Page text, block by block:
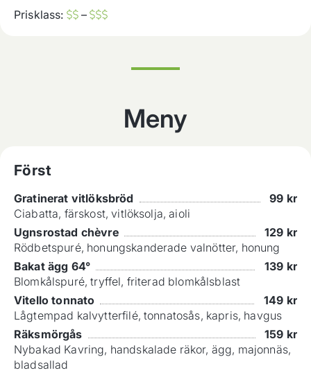
Prisklass: –
Meny
Först
Gratinerat vitlöksbröd 99 kr
Ciabatta, färskost, vitlöksolja, aioli
Ugnsrostad chèvre
129 kr
Rödbetspuré, honungskanderade valnötter, honung
Bakat ägg 64°
139 kr
Blomkålspuré, tryffel, friterad blomkålsblast
Vitello tonnato
149 kr
Lågtempad kalvytterfilé, tonnatosås, kapris, havgus
Räksmörgås
159 kr
Nybakad Kavring, handskalade räkor, ägg, majonnäs,
bladsallad